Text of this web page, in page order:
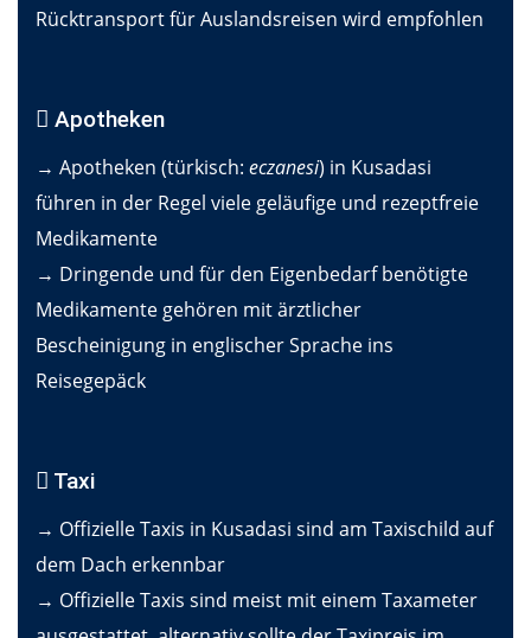
Rücktransport für Auslandsreisen wird empfohlen
Apotheken
→ Apotheken (türkisch: eczanesi) in Kusadasi
führen in der Regel viele geläufige und rezeptfreie
Medikamente
→ Dringende und für den Eigenbedarf benötigte
Medikamente gehören mit ärztlicher
Bescheinigung in englischer Sprache ins
Reisegepäck
Taxi
→ Offizielle Taxis in Kusadasi sind am Taxischild auf
dem Dach erkennbar
→ Offizielle Taxis sind meist mit einem Taxameter